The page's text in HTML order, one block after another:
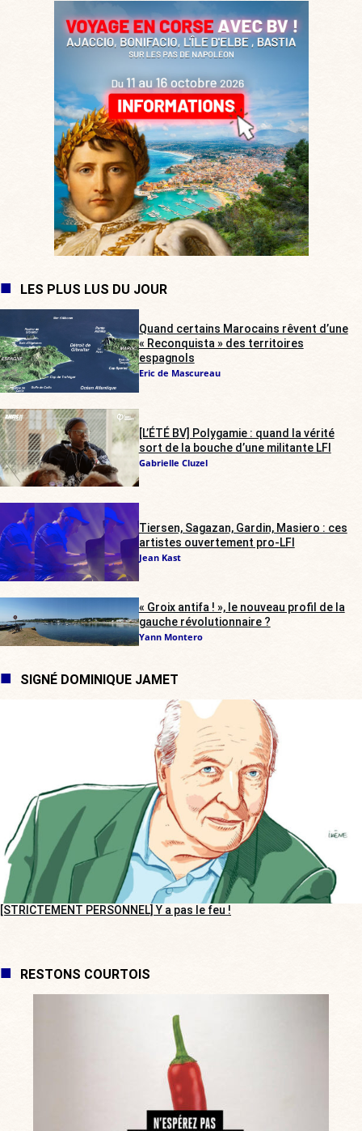
LES PLUS LUS DU JOUR
Quand certains Marocains rêvent d’une
« Reconquista » des territoires
espagnols
Eric de Mascureau
[L’ÉTÉ BV] Polygamie : quand la vérité
sort de la bouche d’une militante LFI
Gabrielle Cluzel
Tiersen, Sagazan, Gardin, Masiero : ces
artistes ouvertement pro-LFI
Jean Kast
« Groix antifa ! », le nouveau profil de la
gauche révolutionnaire ?
Yann Montero
SIGNÉ DOMINIQUE JAMET
[STRICTEMENT PERSONNEL] Y a pas le feu !
RESTONS COURTOIS